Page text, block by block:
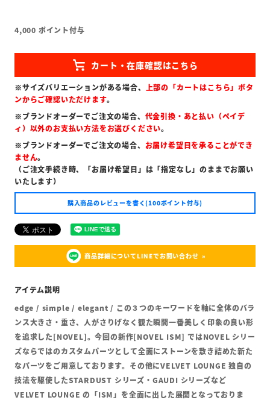
4,000 ポイント付与
※サイズバリエーションがある場合、 上部の「カートはこちら」ボタ
ンからご確認いただけます。
※ブランドオーダーでご注文の場合、 代金引換・あと払い（ペイデ
ィ）以外のお支払い方法をお選びください。
※ブランドオーダーでご注文の場合、 お届け希望日を承ることができ
ません。
（ご注文手続き時、「お届け希望日」は「指定なし」のままでお願い
いたします）
購入商品のレビューを書く(100ポイント付与)
商品詳細についてLINEでお問い合わせ
edge / simple / elegant / この３つのキーワードを軸に全体のバラ
ンス大きさ・重さ、人がさりげなく観た瞬間一番美しく印象の良い形
を追求した[NOVEL]。今回の新作[NOVEL ISM] ではNOVEL シリー
ズならではのカスタムパーツとして全面にストーンを敷き詰めた新た
なパーツをご用意しております。その他にVELVET LOUNGE 独自の
技法を駆使したSTARDUST シリーズ・GAUDI シリーズなど
VELVET LOUNGE の「ISM」を全面に出した展開となっておりま